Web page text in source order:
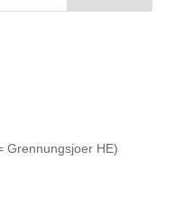
Grennungsjoer HE)